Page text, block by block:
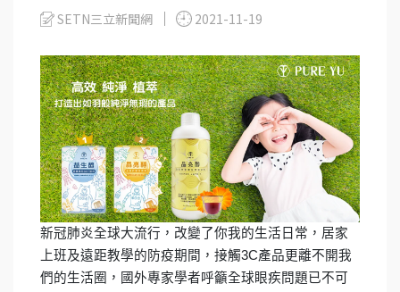
SETN三立新聞網 2021-11-19
新冠肺炎全球大流行，改變了你我的生活日常，居家
上班及遠距教學的防疫期間，接觸3C產品更離不開我
們的生活圈，國外專家學者呼籲全球眼疾問題已不可